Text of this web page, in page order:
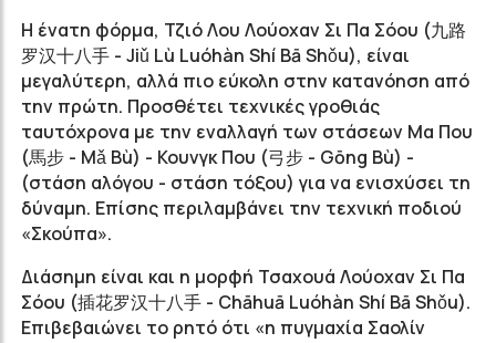
Η ένατη φόρμα, Τζιό Λου Λούοχαν Σι Πα Σόου (九路
罗汉十八手 - Jiǔ Lù Luóhàn Shí Bā Shǒu), είναι
μεγαλύτερη, αλλά πιο εύκολη στην κατανόηση από
την πρώτη. Προσθέτει τεχνικές γροθιάς
ταυτόχρονα με την εναλλαγή των στάσεων Μα Που
(馬步 - Mǎ Bù) - Κουνγκ Που (弓步 - Gōng Bù) -
(στάση αλόγου - στάση τόξου) για να ενισχύσει τη
δύναμη. Επίσης περιλαμβάνει την τεχνική ποδιού
«Σκούπα».
Διάσημη είναι και η μορφή Τσαxουά Λούοχαν Σι Πα
Σόου (插花罗汉十八手 - Chāhuā Luóhàn Shí Bā Shǒu).
Επιβεβαιώνει το ρητό ότι «η πυγμαχία Σαολίν